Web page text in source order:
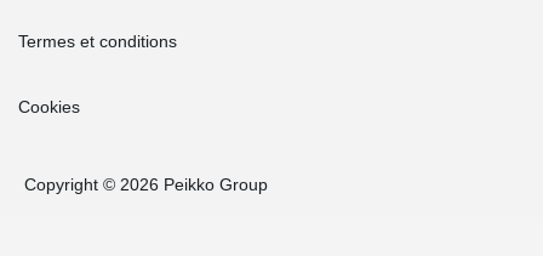
Termes et conditions
Cookies
Copyright © 2026 Peikko Group